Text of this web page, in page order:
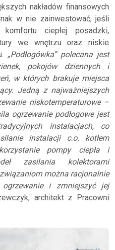
nakładów finansowych
w nie zainwestować, jeśli
ciepłej posadzki,
we wnętrzu oraz niskie
„Podłogówka” polecana jest
pokojów dziennych i
w których brakuje miejsca
Jedną z najważniejszych
niskotemperaturowe –
ogrzewanie podłogowe jest
instalacjach, co
instalacji c.o. kotłem
pompy ciepła i
zasilania kolektorami
można racjonalnie
i zmniejszyć jej
architekt z Pracowni